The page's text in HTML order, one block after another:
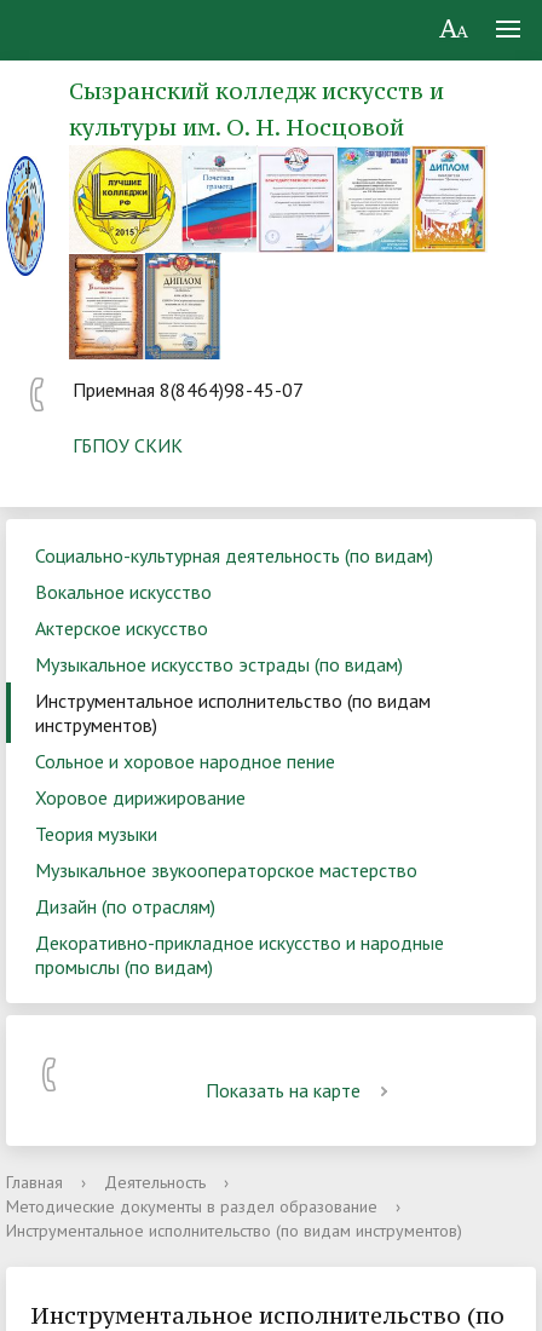
Сызранский колледж искусств и
культуры им. О. Н. Носцовой
Приемная 8(8464)98-45-07
ГБПОУ СКИК
Социально-культурная деятельность (по видам)
Вокальное искусство
Актерское искусство
Музыкальное искусство эстрады (по видам)
Инструментальное исполнительство (по видам
инструментов)
Сольное и хоровое народное пение
Хоровое дирижирование
Теория музыки
Музыкальное звукооператорское мастерство
Дизайн (по отраслям)
Декоративно-прикладное искусство и народные
промыслы (по видам)
Показать на карте
Главная › Деятельность
›
Методические документы в раздел образование
›
Инструментальное исполнительство (по видам инструментов)
Инструментальное исполнительство (по